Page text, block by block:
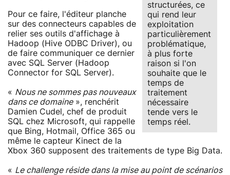
structurées, ce
qui rend leur
exploitation
particulièrement
problématique,
à plus forte
raison si l'on
souhaite que le
temps de
traitement
nécessaire
tende vers le
temps réel.
Pour ce faire, l'éditeur planche
sur des connecteurs capables de
relier ses outils d'affichage à
Hadoop (Hive ODBC Driver), ou
de faire communiquer ce dernier
avec SQL Server (Hadoop
Connector for SQL Server).
« Nous ne sommes pas nouveaux
dans ce domaine», renchérit
Damien Cudel, chef de produit
SQL chez Microsoft, qui rappelle
que Bing, Hotmail, Office 365 ou
même le capteur Kinect de la
Xbox 360 supposent des traitements de type Big Data.
« Le challenge réside dans la mise au point de scénarios